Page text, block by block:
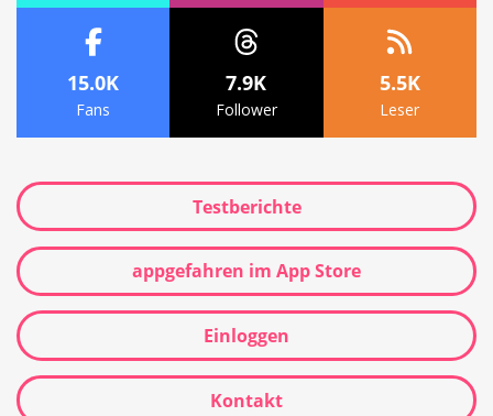
15.0K
Fans
7.9K
Follower
5.5K
Leser
Testberichte
appgefahren im App Store
Einloggen
Kontakt